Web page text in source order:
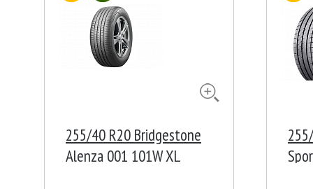
255/40 R20 Bridgestone
Alenza 001 101W XL